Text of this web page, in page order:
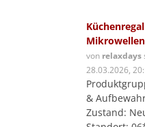
Küchenregal
von relaxdays
28.03.2026,
&
Zustand: